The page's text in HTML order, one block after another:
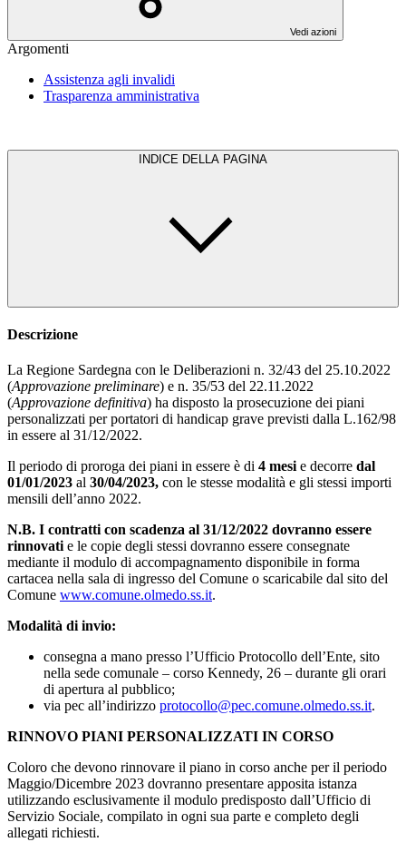
Vedi azioni
Argomenti
Assistenza agli invalidi
Trasparenza amministrativa
INDICE DELLA PAGINA
Descrizione
La Regione Sardegna con le Deliberazioni n. 32/43 del 25.10.2022
(Approvazione preliminare) e n. 35/53 del 22.11.2022
(Approvazione definitiva) ha disposto la prosecuzione dei piani
personalizzati per portatori di handicap grave previsti dalla L.162/98
in essere al 31/12/2022.
Il periodo di proroga dei piani in essere è di 4 mesi e decorre dal
01/01/2023 al 30/04/2023, con le stesse modalità e gli stessi importi
mensili dell’anno 2022.
N.B. I contratti con scadenza al 31/12/2022 dovranno essere
rinnovati e le copie degli stessi dovranno essere consegnate
mediante il modulo di accompagnamento disponibile in forma
cartacea nella sala di ingresso del Comune o scaricabile dal sito del
Comune www.comune.olmedo.ss.it.
Modalità di invio:
consegna a mano presso l’Ufficio Protocollo dell’Ente, sito
nella sede comunale – corso Kennedy, 26 – durante gli orari
di apertura al pubblico;
via pec all’indirizzo protocollo@pec.comune.olmedo.ss.it.
RINNOVO PIANI PERSONALIZZATI IN CORSO
Coloro che devono rinnovare il piano in corso anche per il periodo
Maggio/Dicembre 2023 dovranno presentare apposita istanza
utilizzando esclusivamente il modulo predisposto dall’Ufficio di
Servizio Sociale, compilato in ogni sua parte e completo degli
allegati richiesti.